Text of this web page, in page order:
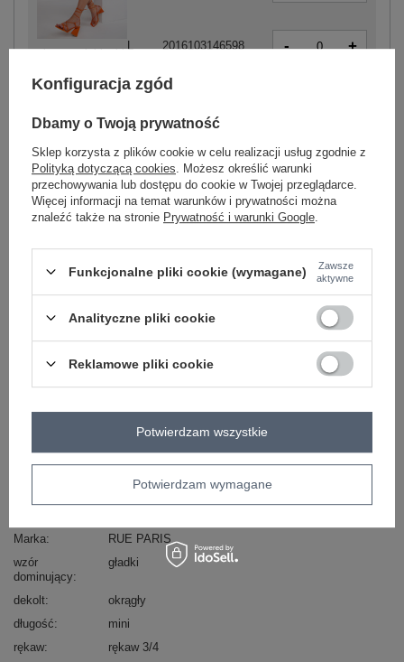
ciemny niebieski
L 2016103146598 - +
pomarańczowy
S
2016103146611 - +
- +
ZALOGUJ SIĘ I ZOBACZ CENĘ
Masz pytanie? Chętnie pomożemy.
Zadzwoń+48 601 547 740 Zadaj pytanie
Marka
RUE PARIS
wzór
dominujący
gładki
dekolt
okrągły
długość
mini
rękaw
rękaw 3/4
Konfiguracja zgód
Dbamy o Twoją prywatność
Sklep korzysta z plików cookie w celu realizacji usług zgodnie z
Polityką dotyczącą cookies . Możesz określić warunki
przechowywania lub dostępu do cookie w Twojej przeglądarce.
Więcej informacji na temat warunków i prywatności można
znaleźć także na stronie Prywatność i warunki Google
Funkcjonalne pliki cookie (wymagane)
Zawsze
aktywne
Analityczne pliki cookie
Reklamowe pliki cookie
Potwierdzam wymagane
Potwierdzam wszystkie